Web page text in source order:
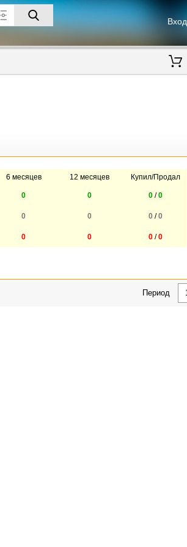
Вход
6 месяцев 12 месяцев Купил/Продал
0 0 0/0
0 0 0/0
0 0 0/0
Период